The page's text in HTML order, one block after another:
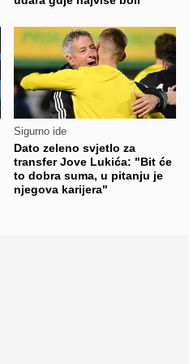
Sigurno ide
Dato zeleno svjetlo za
transfer Jove Lukića: "Bit će
to dobra suma, u pitanju je
njegova karijera"